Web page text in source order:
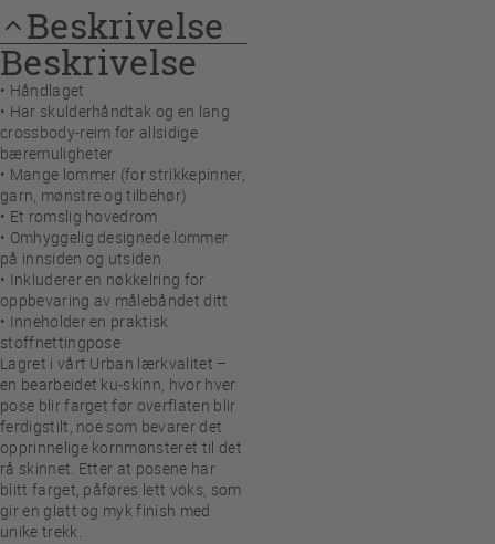
Beskrivelse
Beskrivelse
• Håndlaget
• Har skulderhåndtak og en lang
crossbody-reim for allsidige
bæremuligheter
• Mange lommer (for strikkepinner,
garn, mønstre og tilbehør)
• Et romslig hovedrom
• Omhyggelig designede lommer
på innsiden og utsiden
• Inkluderer en nøkkelring for
oppbevaring av målebåndet ditt
• Inneholder en praktisk
stoffnettingpose
Lagret i vårt Urban lærkvalitet –
en bearbeidet ku-skinn, hvor hver
pose blir farget før overflaten blir
ferdigstilt, noe som bevarer det
opprinnelige kornmønsteret til det
rå skinnet. Etter at posene har
blitt farget, påføres lett voks, som
gir en glatt og myk finish med
unike trekk.